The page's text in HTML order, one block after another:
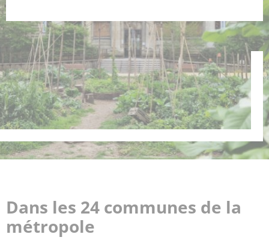
Dans les 24 communes de la
métropole